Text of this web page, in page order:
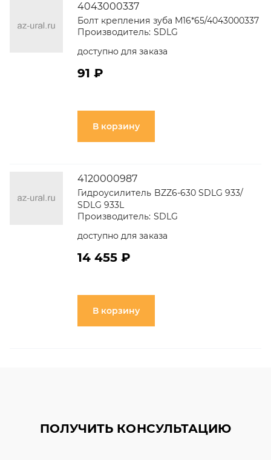
4043000337
Болт крепления зуба M16*65/4043000337
Производитель: SDLG
доступно для заказа
91 ₽
В корзину
4120000987
Гидроусилитель BZZ6-630 SDLG 933/
SDLG 933L
Производитель: SDLG
доступно для заказа
14 455 ₽
В корзину
ПОЛУЧИТЬ КОНСУЛЬТАЦИЮ